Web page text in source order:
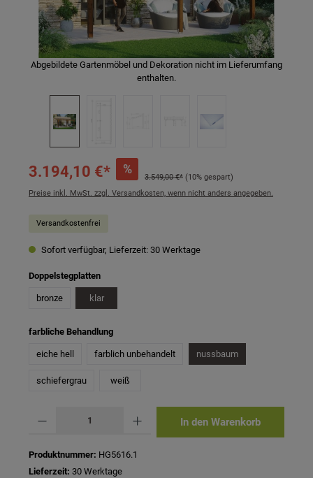
Abgebildete Gartenmöbel und Dekoration nicht im Lieferumfang
enthalten.
3.194,10 €* %
3.549,00 €* (10% gespart)
Preise inkl. MwSt. zzgl. Versandkosten, wenn nicht anders angegeben.
Versandkostenfrei
Sofort verfügbar, Lieferzeit: 30 Werktage
Doppelstegplattenauswählen
bronze klar
farbliche Behandlungauswählen
eiche hell farblich unbehandelt nussbaum
schiefergrau weiß
In den Warenkorb
Produktnummer: HG5616.1
Lieferzeit: 30 Werktage